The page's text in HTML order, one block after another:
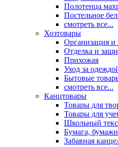
Полотенца
Постельное
смотреть все...
Хозтовары
Организация и
Отделка и
Прихожая
Уход за
Бытовые
смотреть все...
Канцтовары
Товары для
Товары для
Школьный
Бумага,
Забавная